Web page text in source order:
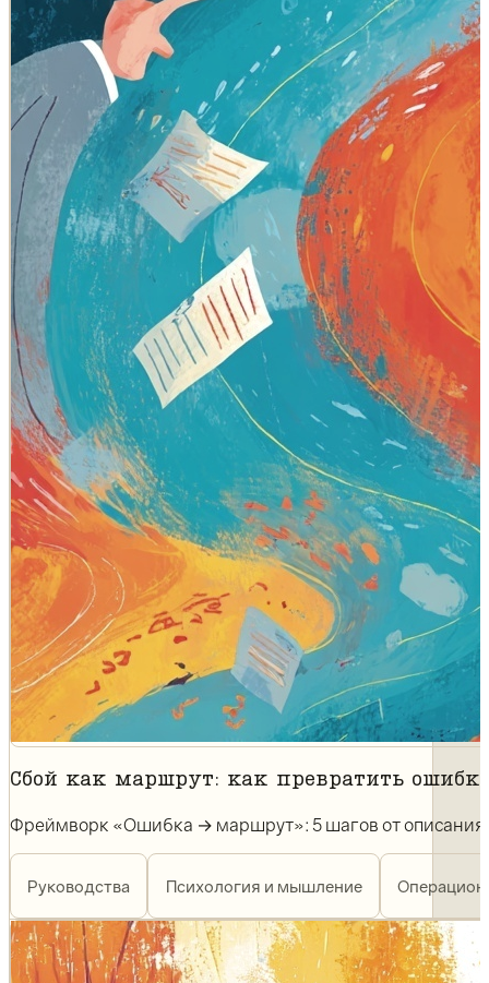
Сбой как маршрут: как превратить
Фреймворк «Ошибка → маршрут»: 5 шагов от описания
Руководства Психология и мышление